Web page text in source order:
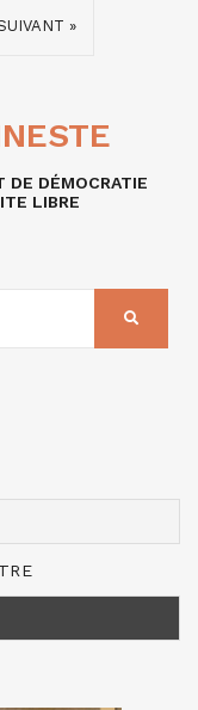
»
DE DÉMOCRATIE
LIBRE